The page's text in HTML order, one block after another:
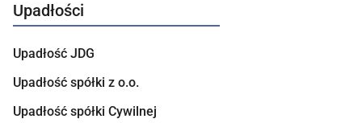
Upadłości
Upadłość JDG
Upadłość spółki z o.o.
Upadłość spółki Cywilnej